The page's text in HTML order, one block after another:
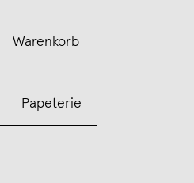
Warenkorb
Papeterie